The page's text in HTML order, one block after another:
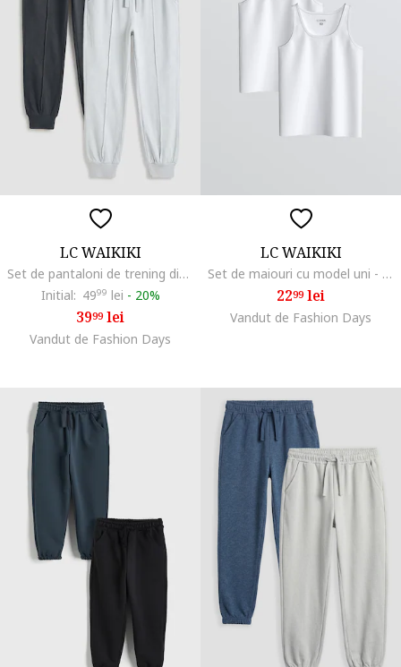
LC WAIKIKI
Set de pantaloni de trening din bumbac cu snur - 2 piese, Gri deschis/Gri inchis
Initial: 4999 lei - 20%
3999lei
Vandut de Fashion Days
LC WAIKIKI
Set de maiouri cu model uni - 2 piese, Alb optic
2299lei
Vandut de Fashion Days